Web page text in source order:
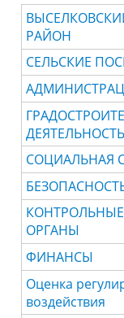
РАЙОН
СЕЛЬСКИЕ
ДЕЯТЕЛЬНОСТЬ
СОЦИАЛЬНАЯ
КОНТРОЛЬНЫЕ
ОРГАНЫ
ФИНАНСЫ
Оценка
воздействия